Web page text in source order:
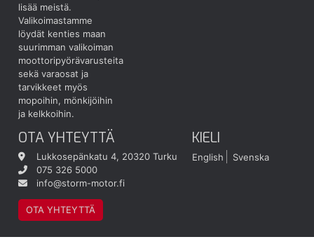
lisää meistä.
Valikoimastamme
löydät kenties maan
suurimman valikoiman
moottoripyörävarusteita
sekä varaosat ja
tarvikkeet myös
mopoihin, mönkijöihin
ja kelkkoihin.
OTA YHTEYTTÄ
Lukkosepänkatu 4, 20320 Turku
075 326 5000
info@storm-motor.fi
OTA YHTEYTTÄ
KIELI
English Svenska